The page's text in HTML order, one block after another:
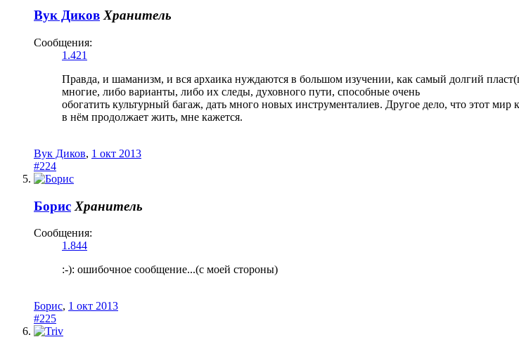
Вук Диков Хранитель
Сообщения:
1.421
Правда, и шаманизм, и вся архаика нуждаются в большом изучении, как самый долгий
многие, либо варианты, либо их следы, духовного пути, способные очень
обогатить культурный багаж, дать много новых инструменталиев. Другое дело, что этот
в нём продолжает жить, мне кажется.
Вук Диков, 1 окт 2013
#224
Борис Хранитель
Сообщения:
1.844
:-): ошибочное сообщение...(с моей стороны)
Борис, 1 окт 2013
#225